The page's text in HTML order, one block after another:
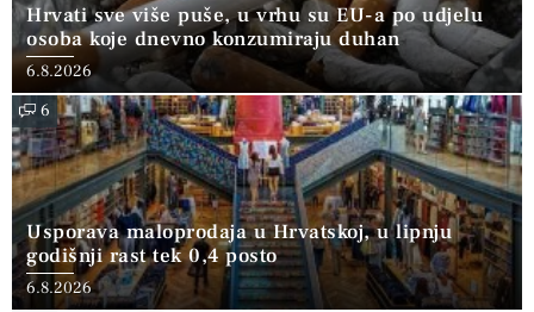
Hrvati sve više puše, u vrhu su EU-a po udjelu
osoba koje dnevno konzumiraju duhan
6.8.2026
6
Usporava maloprodaja u Hrvatskoj, u lipnju
godišnji rast tek 0,4 posto
6.8.2026